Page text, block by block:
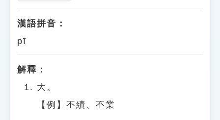
漢語拼音：
pī
解釋：
大。
【例】丕績、丕業